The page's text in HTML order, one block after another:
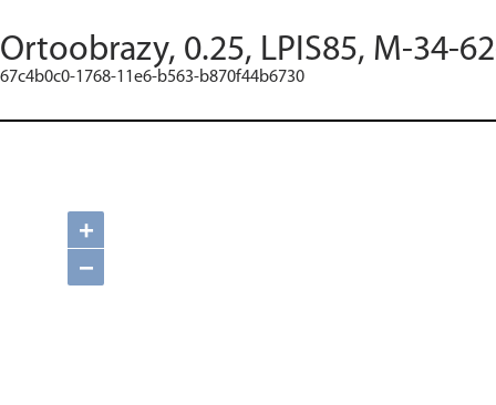
Ortoobrazy, 0.25, LPIS85, M-34-
67c4b0c0-1768-11e6-b563-b870f44b6730
+
−